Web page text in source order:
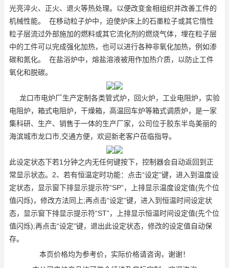
光亮淬火、正火、退火等热处理。以便改变金相组织并改善工件的
机械性能。 在移动粒子炉中，迫使炉床上的石墨粒子或其它惰性
粒子层流过外部施加的燃料或其它流化剂的燃烧气体，埋在粒子层
中的工件可以完成强化加热，也可以进行各种非氧化加热，例如渗
碳和氮化。 在盐浴炉中，熔盐溶液被用作加热介质，以防止工件
氧化和脱碳。
龙口市电炉厂生产定制各类管式炉，回火炉，工业电阻炉，实验
电阻炉，箱式电阻炉，干燥箱，高温回车炉等箱式调质炉，是一家
集科研、生产、销售于一体的生产厂家，公司位于胶东半岛美丽的
海滨城市龙口市,交通方便，欢迎新老客户莅临指导。
此设定状态下若1分钟之内无任何键按下，控制器会自动返回到正
常显示状态。2、若有恒温定时功能：点击“设定”键，进入到温度设
定状态，显示窗下排显示提示符“SP”，上排显示温度设定值(先个位
值闪烁)，修改方法同上;再点击“设定”键，进入到恒温时间设定状
态，显示窗下排显示提示符“ST”，上排显示恒温时间设定值(先个位
值闪烁);再点击“设定”键，退出此设定状态，修改的设定值自动保
存。
本页价格均为参考价，实际价格请咨询，谢谢！